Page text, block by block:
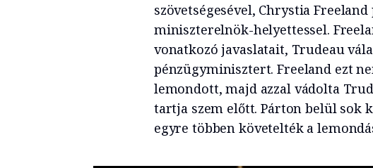
szövetségesével, Chrystia
miniszterelnök-helyettessel.
vonatkozó javaslatait, Trudeau
pénzügyminisztert. Freeland ezt
lemondott, majd azzal vádolta
tartja szem előtt. Párton belül
egyre többen követelték a